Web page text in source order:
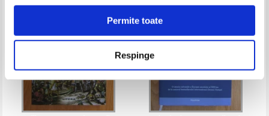
Permite toate
Respinge